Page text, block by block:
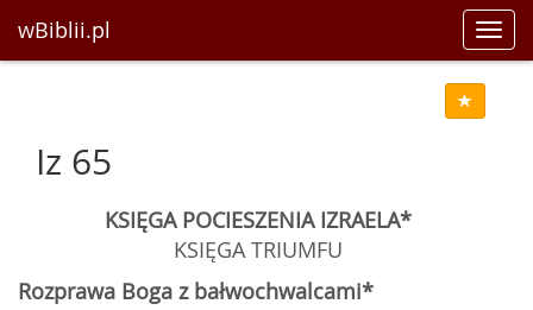
wBiblii.pl
Iz 65
KSIĘGA POCIESZENIA IZRAELA*
KSIĘGA TRIUMFU
Rozprawa Boga z bałwochwalcami*